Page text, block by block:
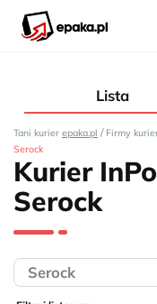
Lista
Tani kurier epaka.pl / Firmy
Serock
Kurier
Serock